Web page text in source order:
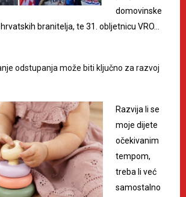
domovinske
branitelja, te 31. obljetnicu VRO…
odstupanja može biti ključno za razvoj
Razvija li se
moje dijete
očekivanim
tempom,
treba li već
samostalno